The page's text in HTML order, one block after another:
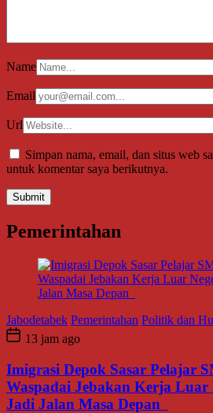
Name
Email
Url
Simpan nama, email, dan situs web
untuk komentar saya berikutnya.
Pemerintahan
Jabodetabek Pemerintahan Politik dan
13 jam ago
Imigrasi Depok Sasar Pelajar
Waspadai Jebakan Kerja Luar
Jadi Jalan Masa Depan